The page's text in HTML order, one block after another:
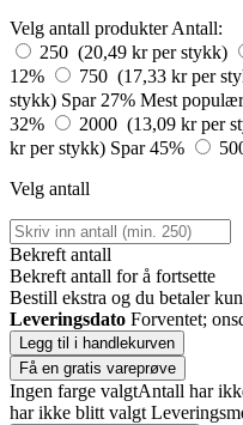
Velg antall produkterAntall:
250 (20,49 kr per stykk)
12%
750 (17,33 kr per
stykk) Spar 27% Mest
32%
2000 (13,09 kr per
kr per stykk) Spar 45%
Velg antall
Bekreft antall
Bekreft antall for å fortsette
Bestill ekstra og du betaler kun
Leveringsdato Forventet;
Legg til i handlekurven
Få en gratis vareprøve
Ingen farge valgtAntall har
har ikke blitt valgt